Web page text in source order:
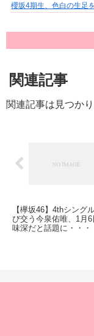
櫻坂4期生、色白の生足
関連記事
関連記事は見つか
【欅坂46】4thシング
び交う今泉佑唯、1月
味深だと話題に・・・